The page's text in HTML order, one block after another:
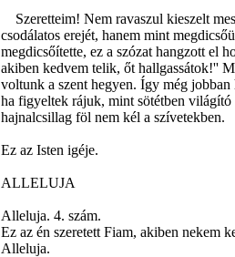
Szeretteim! Nem ravaszul kieszelt
csodálatos erejét, hanem mint
megdicsőítette, ez a szózat hangzott el
akiben kedvem telik, őt hallgassátok!''
voltunk a szent hegyen. Így még
ha figyeltek rájuk, mint sötétben
hajnalcsillag föl nem kél a szívetekben.
Ez az Isten igéje.
ALLELUJA
Alleluja. 4. szám.
Ez az én szeretett Fiam, akiben nekem
Alleluja.